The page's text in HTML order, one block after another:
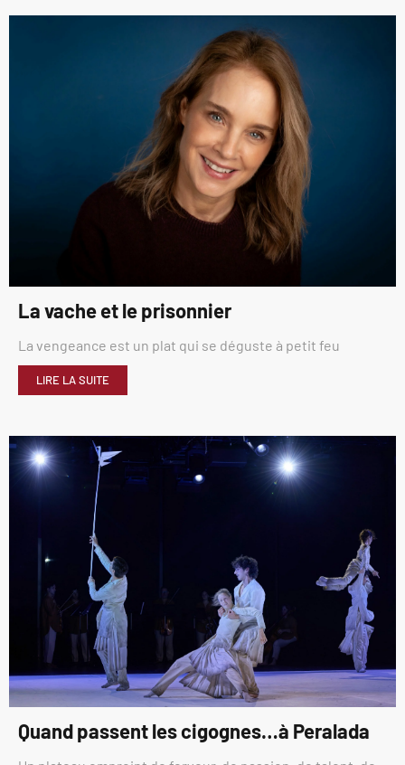
La vache et le prisonnier
La vengeance est un plat qui se déguste à petit feu
LIRE LA SUITE
Quand passent les cigognes…à Peralada